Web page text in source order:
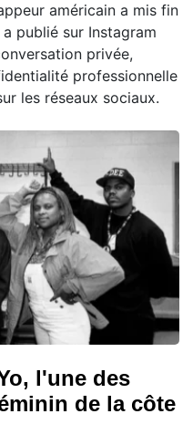
américain a mis fin
publié sur Instagram
privée,
professionnelle
les réseaux sociaux.
l'une des
de la côte